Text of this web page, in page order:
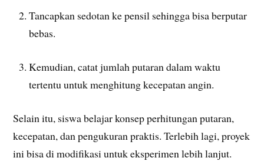
Tancapkan sedotan ke pensil sehingga bisa berputar
bebas.
Kemudian, catat jumlah putaran dalam waktu
tertentu untuk menghitung kecepatan angin.
Selain itu, siswa belajar konsep perhitungan putaran,
kecepatan, dan pengukuran praktis. Terlebih lagi, proyek
ini bisa di modifikasi untuk eksperimen lebih lanjut.